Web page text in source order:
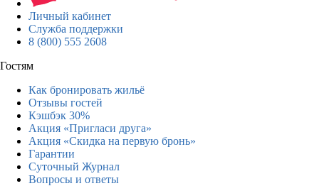
Личный кабинет
Служба поддержки
8 (800) 555 2608
Гостям
Как бронировать жильё
Отзывы гостей
Кэшбэк 30%
Акция «Пригласи друга»
Акция «Скидка на первую бронь»
Гарантии
Суточный Журнал
Вопросы и ответы